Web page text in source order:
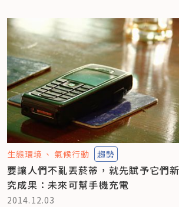
生態環境 氣候行動 趨勢
要讓人們不亂丟菸蒂，就先賦予它們
究成果：未來可幫手機充電
2014.12.03